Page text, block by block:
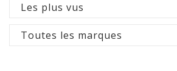
Les plus vus
Toutes les marques